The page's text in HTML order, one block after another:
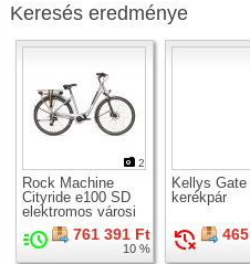
Keresés eredménye
2
Rock Machine
Cityride e100 SD
elektromos városi
kerékpár761 391 Ft
10 %
Kellys
kerékpár